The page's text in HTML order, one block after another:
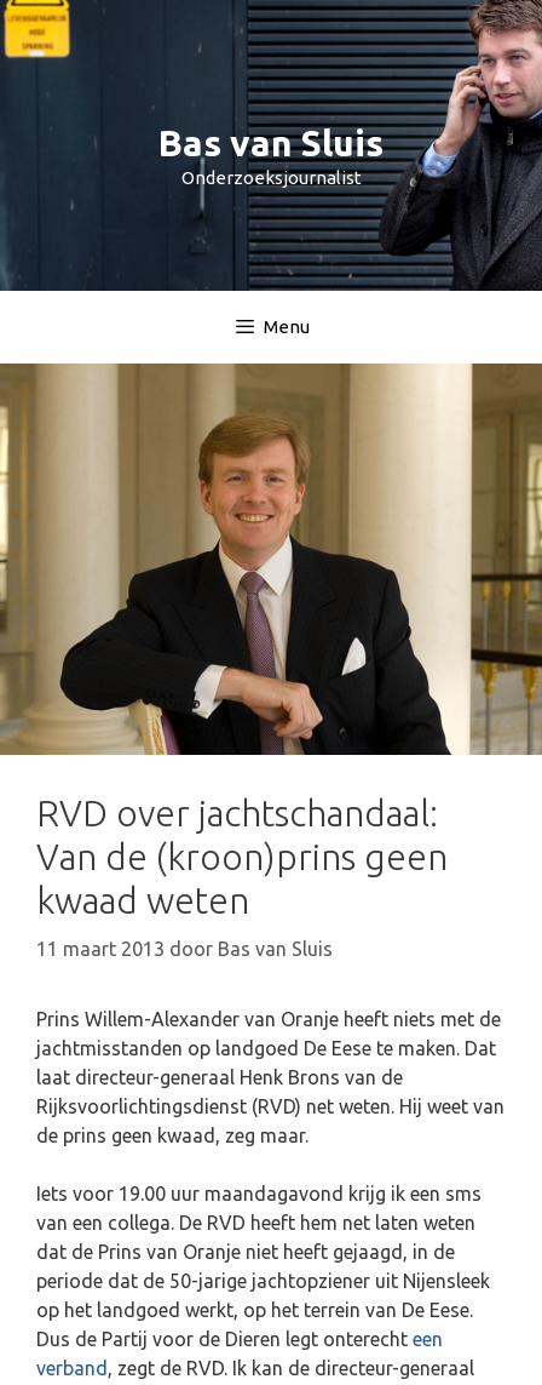
Spring
naar
Bas van Sluis
Onderzoeksjournalist
Menu
RVD over jachtschandaal:
Van de (kroon)prins geen
kwaad weten
11 maart 2013 door Bas van Sluis
Prins Willem-Alexander van Oranje heeft niets met de
jachtmisstanden op landgoed De Eese te maken. Dat
laat directeur-generaal Henk Brons van de
Rijksvoorlichtingsdienst (RVD) net weten. Hij weet van
de prins geen kwaad, zeg maar.
Iets voor 19.00 uur maandagavond krijg ik een sms
van een collega. De RVD heeft hem net laten weten
dat de Prins van Oranje niet heeft gejaagd, in de
periode dat de 50-jarige jachtopziener uit Nijensleek
op het landgoed werkt, op het terrein van De Eese.
Dus de Partij voor de Dieren legt onterecht een
verband , zegt de RVD. Ik kan de directeur-generaal